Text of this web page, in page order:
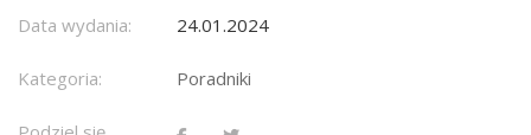
Data wydania: 24.01.2024
Kategoria: Poradniki